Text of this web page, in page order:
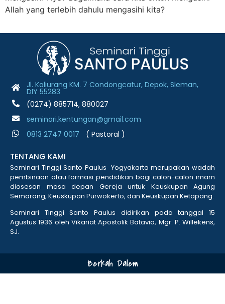
Allah yang terlebih dahulu mengasihi kita?
Jl. Kaliurang KM. 7 Condongcatur, Depok, Sleman,
DIY 55283
(0274) 885714, 880027
seminari.kentungan@gmail.com
0813 2747 0017 ( Pastoral )
TENTANG KAMI
Seminari Tinggi Santo Paulus Yogyakarta merupakan wadah
pembinaan atau formasi pendidikan bagi calon-calon imam
diosesan masa depan Gereja untuk Keuskupan Agung
Semarang, Keuskupan Purwokerto, dan Keuskupan Ketapang.
Seminari Tinggi Santo Paulus didirikan pada tanggal 15
Agustus 1936 oleh Vikariat Apostolik Batavia, Mgr. P. Willekens,
SJ.
Berkah Dalem